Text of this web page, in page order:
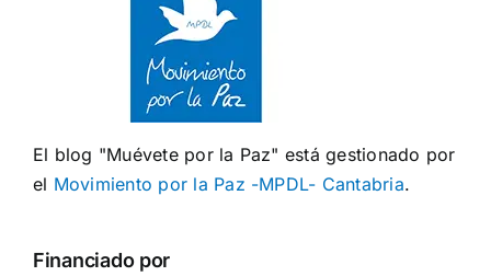
El blog "Muévete por la Paz" está gestionado por
el Movimiento por la Paz -MPDL- Cantabria.
Financiado por